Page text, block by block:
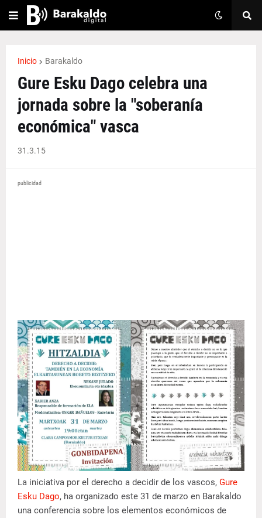
Inicio Barakaldo
Gure Esku Dago celebra una
jornada sobre la "soberanía
económica" vasca
31.3.15
publicidad
La iniciativa por el derecho a decidir de los vascos, Gure
Esku Dago, ha organizado este 31 de marzo en Barakaldo
una conferencia sobre los elementos económicos de